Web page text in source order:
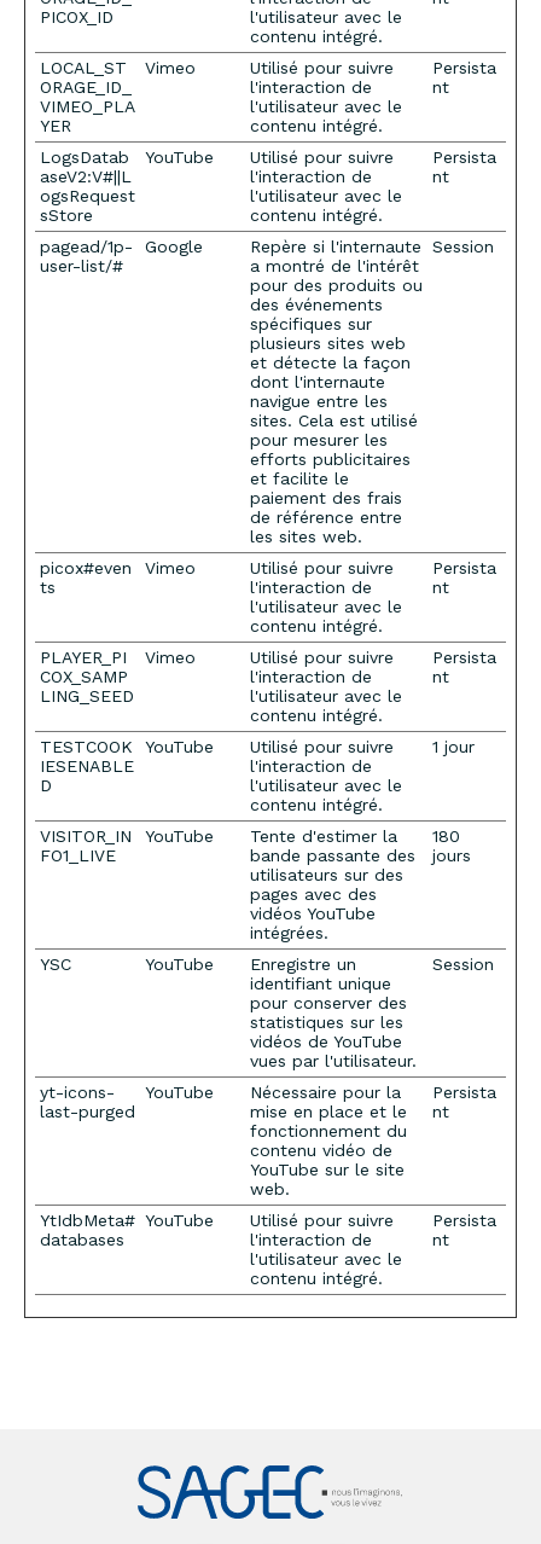
PICOX_ID
l'utilisateur avec le
contenu intégré.
LOCAL_ST
ORAGE_ID_
VIMEO_PLA
YER
Vimeo
Utilisé pour suivre
l'interaction de
l'utilisateur avec le
contenu intégré.
Persista
nt
LogsDatab
aseV2:V#||L
ogsRequest
sStore
YouTube
Utilisé pour suivre
l'interaction de
l'utilisateur avec le
contenu intégré.
Persista
nt
pagead/1p-
user-list/#
Google
Repère si l'internaute
a montré de l'intérêt
pour des produits ou
des événements
spécifiques sur
plusieurs sites web
et détecte la façon
dont l'internaute
navigue entre les
sites. Cela est utilisé
pour mesurer les
efforts publicitaires
et facilite le
paiement des frais
de référence entre
les sites web.
Session
picox#even
ts
Vimeo
Utilisé pour suivre
l'interaction de
l'utilisateur avec le
contenu intégré.
Persista
nt
PLAYER_PI
COX_SAMP
LING_SEED
Vimeo
Utilisé pour suivre
l'interaction de
l'utilisateur avec le
contenu intégré.
Persista
nt
TESTCOOK
IESENABLE
D
YouTube
Utilisé pour suivre
l'interaction de
l'utilisateur avec le
contenu intégré.
1 jour
VISITOR_IN
FO1_LIVE
YouTube
Tente d'estimer la
bande passante des
utilisateurs sur des
pages avec des
vidéos YouTube
intégrées.
180
jours
YSC YouTube
Enregistre un
identifiant unique
pour conserver des
statistiques sur les
vidéos de YouTube
vues par l'utilisateur.
Session
yt-icons-
last-purged
YouTube
Nécessaire pour la
mise en place et le
fonctionnement du
contenu vidéo de
YouTube sur le site
web.
Persista
nt
YtIdbMeta#
databases
YouTube
Utilisé pour suivre
l'interaction de
l'utilisateur avec le
contenu intégré.
Persista
nt